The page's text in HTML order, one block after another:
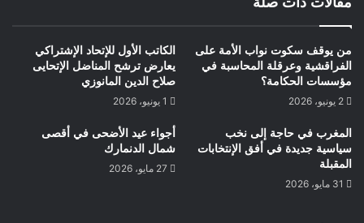
،نحن واثقون بأن جلالة الملك سيفصل في هذا الملف وسيرفع الظلم
الذي حل بصحفي وطني ،يحب بلاده صادق ولا يخشى أحدا في فضح
الفساد والمفسدين حماية لصورة بلادنا .
حيمري البشير كوبنهاكن الدنمارك
من يوقف سكوت نواب الأمة على
الفراقشية وعرقلة المحاسبة في
مؤسسات الحكامة؟
2 يونيو، 2026
الكاتب الأول للإتحاد الإشتراكي
يعارض ترشح المناضل الإتحايى
صلاح الدين المانوزي
1 يونيو، 2026
المغرب في حاجة إلى نخب
سياسية جديدة في أفق الإنتخابات
المقبلة
31 مايو، 2026
أجواء عيد الأضحى في أقصى
شمال الدنمارك
27 مايو، 2026